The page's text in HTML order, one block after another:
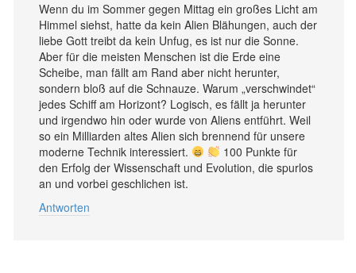
Wenn du im Sommer gegen Mittag ein großes Licht am
Himmel siehst, hatte da kein Alien Blähungen, auch der
liebe Gott treibt da kein Unfug, es ist nur die Sonne.
Aber für die meisten Menschen ist die Erde eine
Scheibe, man fällt am Rand aber nicht herunter,
sondern bloß auf die Schnauze. Warum „verschwindet“
jedes Schiff am Horizont? Logisch, es fällt ja herunter
und irgendwo hin oder wurde von Aliens entführt. Weil
so ein Milliarden altes Alien sich brennend für unsere
moderne Technik interessiert.
100 Punkte für
den Erfolg der Wissenschaft und Evolution, die spurlos
an und vorbei geschlichen ist.
Antworten